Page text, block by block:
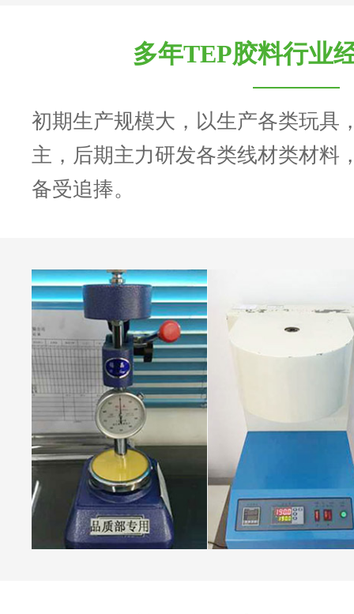
多年TEP胶料行业
初期生产规模大，以生产各类玩具
主，后期主力研发各类线材类材料
备受追捧。